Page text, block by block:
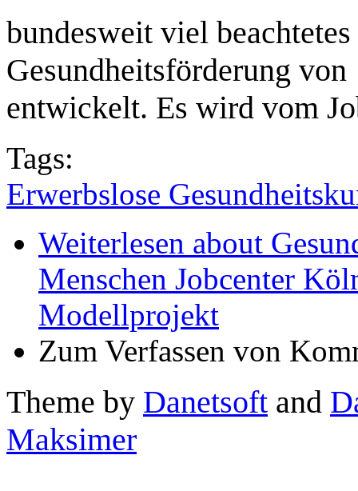
bundesweit viel
Gesundheitsförderung
entwickelt. Es wird vom
Tags:
Erwerbslose
Weiterlesen about
Menschen Jobcenter
Modellprojekt
Zum Verfassen von
Theme by Danetsoft and
Maksimer